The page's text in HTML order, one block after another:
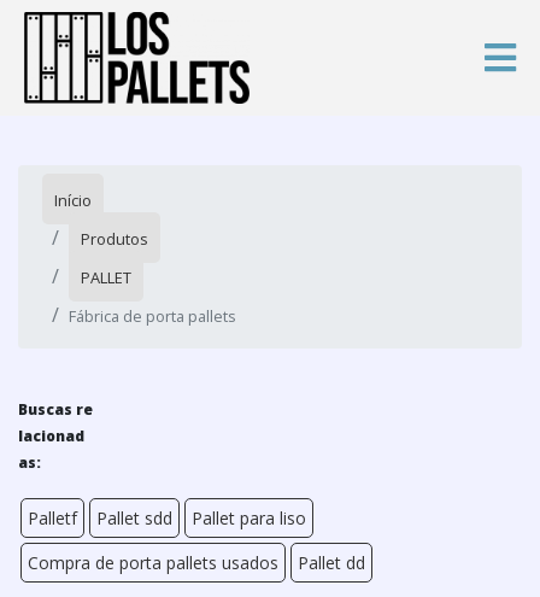
Início
Produtos
PALLET
Fábrica de porta pallets
Buscas re
lacionad
as:
Palletf Pallet sdd
Pallet para liso
Compra de porta pallets usados
Pallet dd